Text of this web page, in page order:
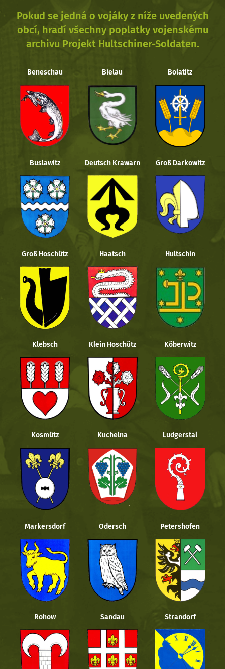
Pokud se jedná o vojáky z níže uvedených
obcí, hradí všechny poplatky vojenskému
archivu Projekt Hultschiner-Soldaten.
Beneschau Bielau Bolatitz
Buslawitz Deutsch Krawarn Groß Darkowitz
Groß Hoschütz Haatsch Hultschin
Klebsch Klein Hoschütz Köberwitz
Kosmütz Kuchelna Ludgerstal
Markersdorf Odersch Petershofen
Rohow Sandau Strandorf